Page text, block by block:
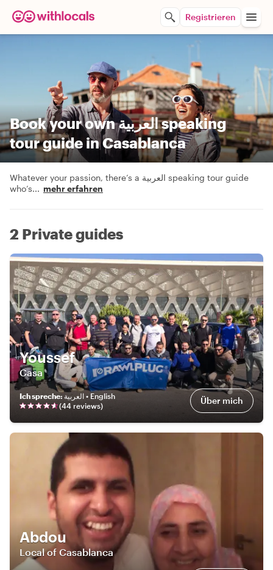
Registrieren
Book your own العربية speaking
tour guide in Casablanca
Whatever your passion, there’s a العربية speaking tour guide
who’s... mehr erfahren
2 Private guides
Youssef
Casa
Ich spreche:
العربية • English
(44 reviews) Über mich
Abdou
Local of Casablanca